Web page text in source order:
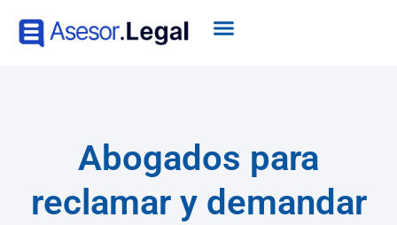
Abogados para
reclamar y demandar